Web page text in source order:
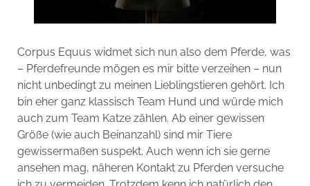
Corpus Equus widmet sich nun also dem Pferde, was
– Pferdefreunde mögen es mir bitte verzeihen – nun
nicht unbedingt zu meinen Lieblingstieren gehört. Ich
bin eher ganz klassisch Team Hund und würde mich
auch zum Team Katze zählen. Ab einer gewissen
Größe (wie auch Beinanzahl) sind mir Tiere
gewissermaßen suspekt. Auch wenn ich sie gerne
ansehen mag, näheren Kontakt zu Pferden versuche